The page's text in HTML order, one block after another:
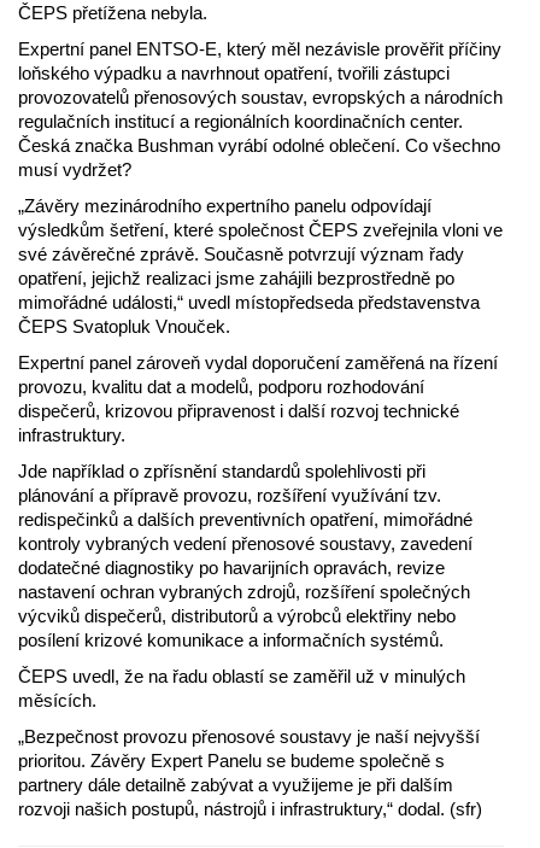
ČEPS přetížena nebyla.
Expertní panel ENTSO-E, který měl nezávisle prověřit příčiny
loňského výpadku a navrhnout opatření, tvořili zástupci
provozovatelů přenosových soustav, evropských a národních
regulačních institucí a regionálních koordinačních center.
Česká značka Bushman vyrábí odolné oblečení. Co všechno
musí vydržet?
„Závěry mezinárodního expertního panelu odpovídají
výsledkům šetření, které společnost ČEPS zveřejnila vloni ve
své závěrečné zprávě. Současně potvrzují význam řady
opatření, jejichž realizaci jsme zahájili bezprostředně po
mimořádné události,“ uvedl místopředseda představenstva
ČEPS Svatopluk Vnouček.
Expertní panel zároveň vydal doporučení zaměřená na řízení
provozu, kvalitu dat a modelů, podporu rozhodování
dispečerů, krizovou připravenost i další rozvoj technické
infrastruktury.
Jde například o zpřísnění standardů spolehlivosti při
plánování a přípravě provozu, rozšíření využívání tzv.
redispečinků a dalších preventivních opatření, mimořádné
kontroly vybraných vedení přenosové soustavy, zavedení
dodatečné diagnostiky po havarijních opravách, revize
nastavení ochran vybraných zdrojů, rozšíření společných
výcviků dispečerů, distributorů a výrobců elektřiny nebo
posílení krizové komunikace a informačních systémů.
ČEPS uvedl, že na řadu oblastí se zaměřil už v minulých
měsících.
„Bezpečnost provozu přenosové soustavy je naší nejvyšší
prioritou. Závěry Expert Panelu se budeme společně s
partnery dále detailně zabývat a využijeme je při dalším
rozvoji našich postupů, nástrojů i infrastruktury,“ dodal. (sfr)